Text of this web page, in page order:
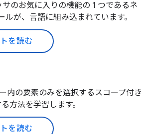
のお気に入りの機能の 1 つであるネ
ルが、言語に組み込まれています。
を読む
内の要素のみを選択するスコープ付き
方法を学習します。
を読む